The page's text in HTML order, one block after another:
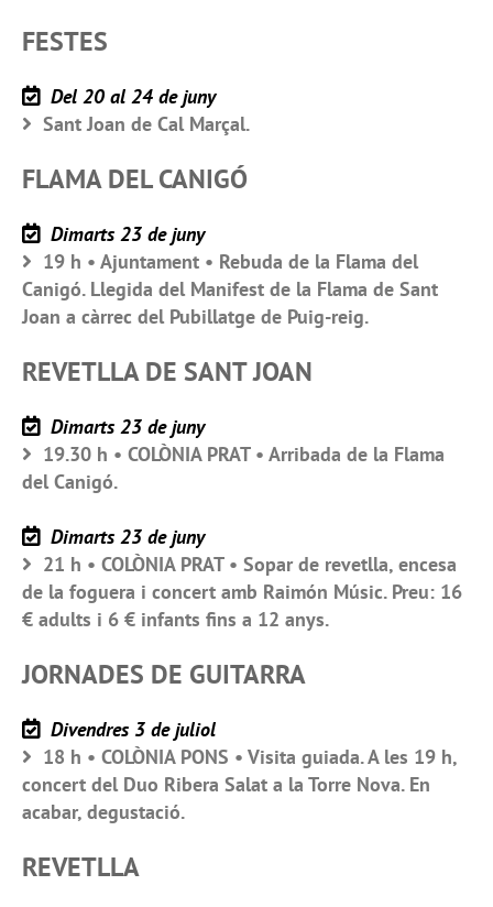
FESTES
Del 20 al 24 de juny
Sant Joan de Cal Marçal.
FLAMA DEL CANIGÓ
Dimarts 23 de juny
19 h • Ajuntament • Rebuda de la Flama del
Canigó. Llegida del Manifest de la Flama de Sant
Joan a càrrec del Pubillatge de Puig-reig.
REVETLLA DE SANT JOAN
Dimarts 23 de juny
19.30 h • COLÒNIA PRAT • Arribada de la Flama
del Canigó.
Dimarts 23 de juny
21 h • COLÒNIA PRAT • Sopar de revetlla, encesa
de la foguera i concert amb Raimón Músic. Preu: 16
€ adults i 6 € infants fins a 12 anys.
JORNADES DE GUITARRA
Divendres 3 de juliol
18 h • COLÒNIA PONS • Visita guiada. A les 19 h,
concert del Duo Ribera Salat a la Torre Nova. En
acabar, degustació.
REVETLLA